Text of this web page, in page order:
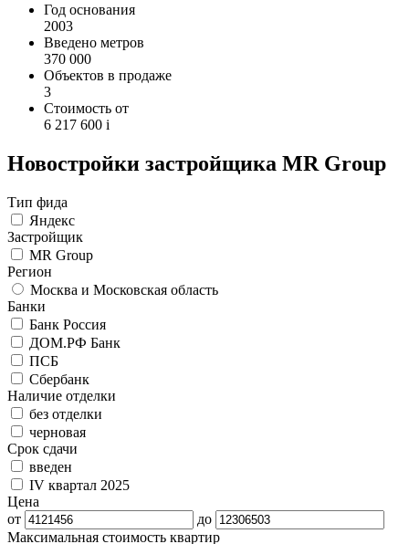
Год основания
2003
Введено метров
370 000
Объектов в продаже
3
Стоимость от
6 217 600 i
Новостройки застройщика MR Group
Тип фида
Яндекс
Застройщик
MR Group
Регион
Москва и Московская область
Банки
Банк Россия
ДОМ.РФ Банк
ПСБ
Сбербанк
Наличие отделки
без отделки
черновая
Срок сдачи
введен
IV квартал 2025
Цена
от
до
Максимальная стоимость квартир